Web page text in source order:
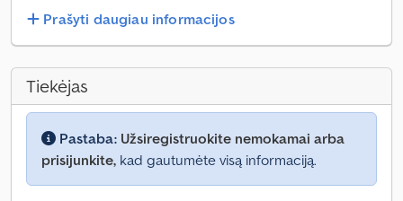
Prašyti daugiau informacijos
Tiekėjas
Pastaba: Užsiregistruokite nemokamai arba
prisijunkite, kad gautumėte visą informaciją.